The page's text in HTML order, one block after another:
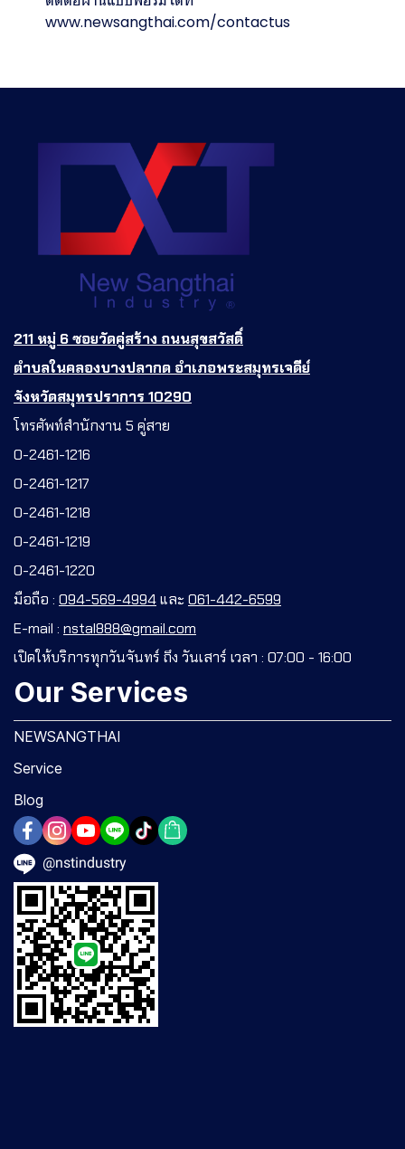
www.newsangthai.com/contactus
211 หมู่ 6 ซอยวัดคู่สร้าง ถนนสุขสวัสดิ์
ตำบลในคลองบางปลากด อำเภอพระสมุทรเจดีย์
จังหวัดสมุทรปราการ 10290
โทรศัพท์สำนักงาน 5 คู่สาย
0-2461-1216
0-2461-1217
0-2461-1218
0-2461-1219
0-2461-1220
มือถือ : 094-569-4994และ061-442-6599
E-mail : nstal888@gmail.com
เปิดให้บริการทุกวันจันทร์ ถึง วันเสาร์ เวลา : 07:00 - 16:00
Our Services
NEWSANGTHAI
Service
Blog
@nstindustry